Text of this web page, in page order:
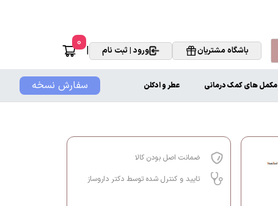
باشگاه مشتریان ورود | ثبت نام |
0
سفارش نسخه مکمل های کمک درمانی عطر و ادکلن
ضمانت اصل بودن کالا
تایید و کنترل شده توسط دکتر داروساز